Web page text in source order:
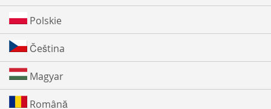
Polskie
Čeština
Magyar
Română